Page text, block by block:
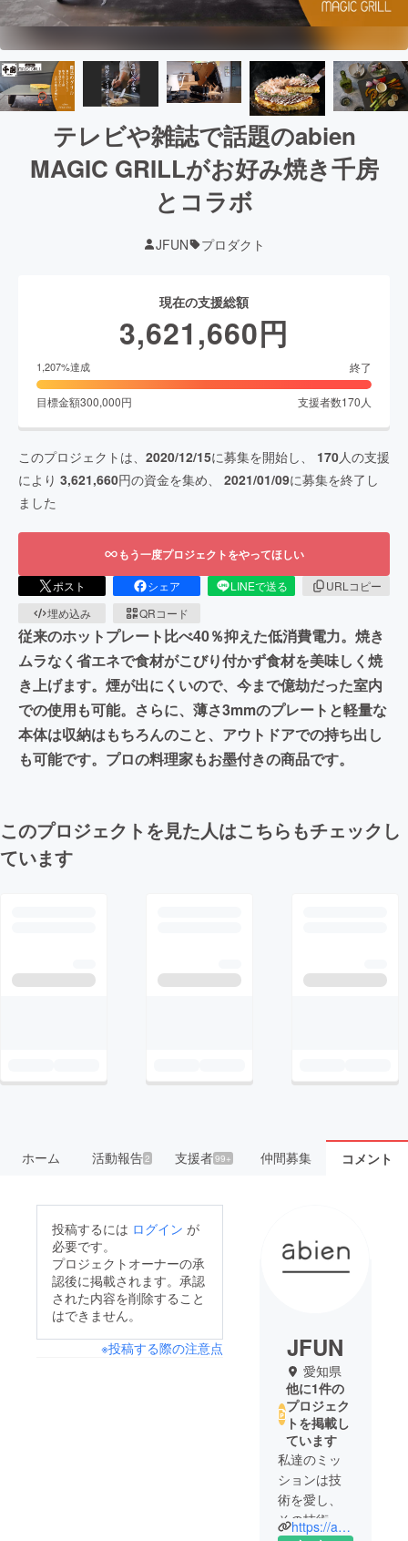
テレビや雑誌で話題のabien
MAGIC GRILLがお好み焼き千房
とコラボ
JFUN プロダクト
現在の支援総額
3,621,660円
1,207%達成 終了
目標金額300,000円 支援者数170 人
このプロジェクトは、 2020/12/15に募集を開始し、 170人の支援
により 3,621,660円の資金を集め、 2021/01/09に募集を終了し
ました
もう一度プロジェクトをやってほしい
ポスト シェア LINEで送る
URLコピー
埋め込み
QRコード
従来のホットプレート比べ40％抑えた低消費電力。焼き
ムラなく省エネで食材がこびり付かず食材を美味しく焼
き上げます。煙が出にくいので、今まで億劫だった室内
での使用も可能。さらに、薄さ3mmのプレートと軽量な
本体は収納はもちろんのこと、アウトドアでの持ち出し
も可能です。プロの料理家もお墨付きの商品です。
このプロジェクトを見た人はこちらもチェックし
ています
ホーム 活動報告2 支援者99+ 仲間募集 コメント
投稿するには ログイン が
必要です。
プロジェクトオーナーの承
認後に掲載されます。承認
された内容を削除すること
はできません。
※投稿する際の注意点
JFUN
愛知県
他に1件の
プロジェク
トを掲載し
ています
私達のミッ
ションは技
術を愛し、
その技術を https://abien-jp.com/